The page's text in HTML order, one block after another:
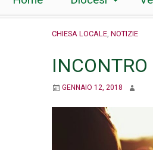
CHIESA LOCALE NOTIZIE
GENNAIO 12, 2018